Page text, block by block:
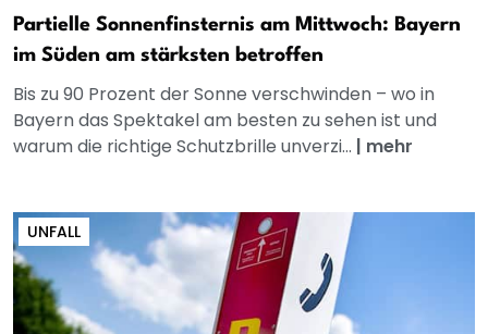
Partielle Sonnenfinsternis am Mittwoch: Bayern
im Süden am stärksten betroffen
Bis zu 90 Prozent der Sonne verschwinden – wo in
Bayern das Spektakel am besten zu sehen ist und
warum die richtige Schutzbrille unverzi... | mehr
UNFALL